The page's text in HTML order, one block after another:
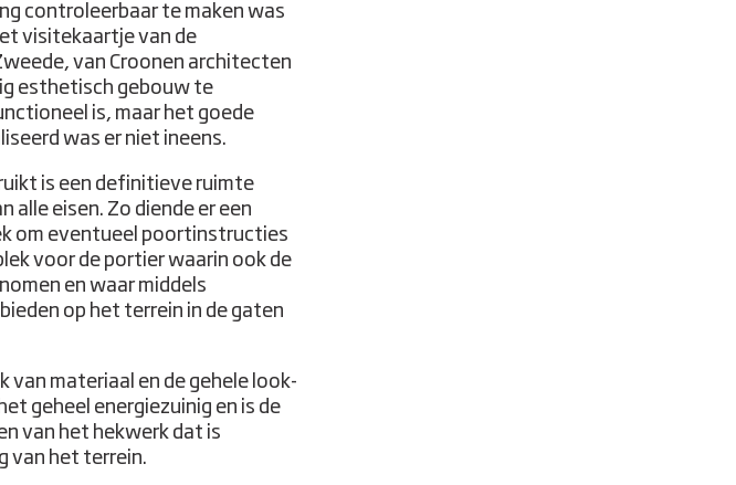
controleerbaar te maken was
visitekaartje van de
van Croonen architecten
esthetisch gebouw te
is, maar het goede
was er niet ineens.
is een definitieve ruimte
alle eisen. Zo diende er een
om eventueel poortinstructies
voor de portier waarin ook de
en waar middels
op het terrein in de gaten
van materiaal en de gehele look-
geheel energiezuinig en is de
van het hekwerk dat is
van het terrein.